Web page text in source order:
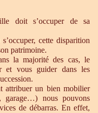
doit s’occuper de sa
cette disparition
patrimoine.
la majorité des cas, le
et vous guider dans les
attribuer un bien mobilier
garage…) nous pouvons
de débarras. En effet,